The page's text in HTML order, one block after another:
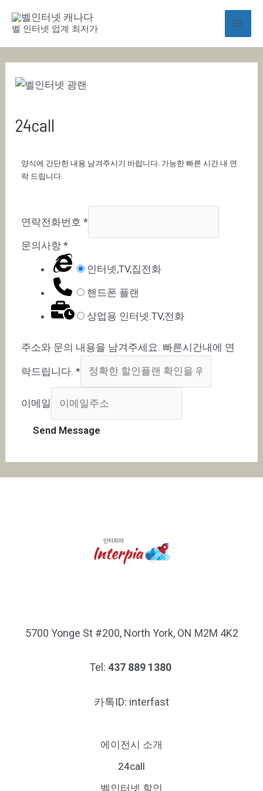
벨 인터넷 업계 최저가
24call
양식에 간단한 내용 남겨주시기 바랍니다. 가능한 빠른 시간 내 연
락 드립니다.
연락전화번호*
문의사항*
인터넷,TV,집전화
핸드폰 플랜
상업용 인터넷.TV,전화
주소와 문의 내용을 남겨주세요. 빠른시간내에 연
락드립니다.*
이메일
Send Message
5700 Yonge St #200, North York, ON M2M 4K2
Tel: 437 889 1380
카톡ID: interfast
에이전시 소개
24call
벨인터넷 할인